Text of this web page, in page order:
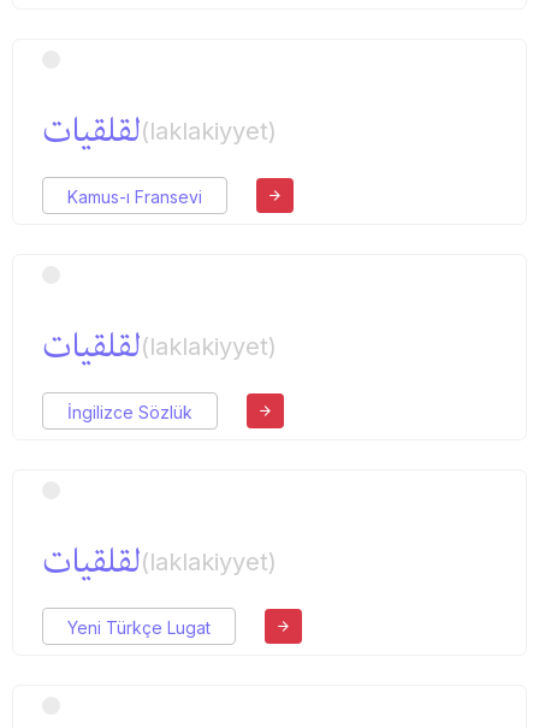
لقلقیات(laklakiyyet)
Kamus-ı Fransevi
لقلقیات(laklakiyyet)
İngilizce Sözlük
لقلقیات(laklakiyyet)
Yeni Türkçe Lugat